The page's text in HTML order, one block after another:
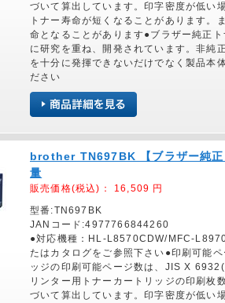
づいて算出しています。印字密度が低い
トナー寿命が短くなることがあります。
命となることがあります●ブラザー純正
に研究を重ね、開発されています。非純
を十分に発揮できないだけでなく製品本
ださい
brother TN697BK 【ブラザー純正
量
販売価格(税込)： 16,509 円
型番:TN697BK
JANコード:4977766844260
●対応機種：HL-L8570CDW/MFC-
たはカタログをご参照下さい●印刷可能
ッジの印刷可能ページ数は、JIS X
リンター用トナーカートリッジの印刷枚
づいて算出しています。印字密度が低い